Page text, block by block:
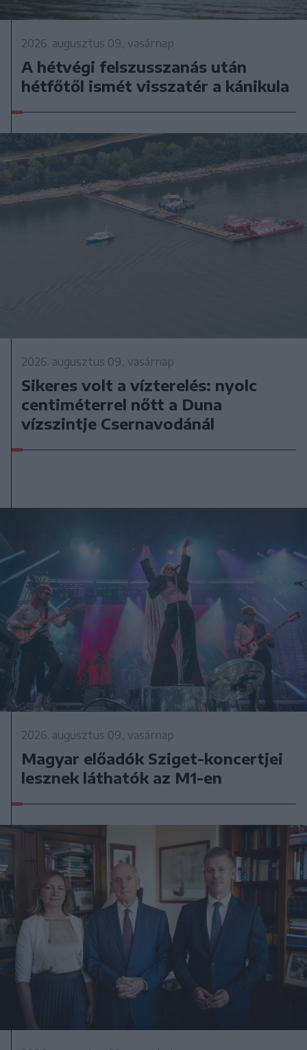
2026. augusztus 09., vasárnap
A hétvégi felszusszanás után
hétfőtől ismét visszatér a kánikula
2026. augusztus 09., vasárnap
Sikeres volt a vízterelés: nyolc
centiméterrel nőtt a Duna
vízszintje Csernavodánál
2026. augusztus 09., vasárnap
Magyar előadók Sziget-koncertjei
lesznek láthatók az M1-en